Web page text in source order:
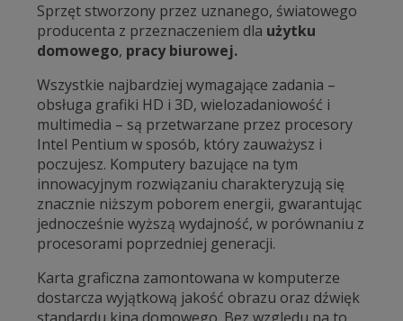
Sprzęt stworzony przez uznanego, światowego
producenta z przeznaczeniem dla użytku
domowego, pracy biurowej.
Wszystkie najbardziej wymagające zadania –
obsługa grafiki HD i 3D, wielozadaniowość i
multimedia – są przetwarzane przez procesory
Intel Pentium w sposób, który zauważysz i
poczujesz. Komputery bazujące na tym
innowacyjnym rozwiązaniu charakteryzują się
znacznie niższym poborem energii, gwarantując
jednocześnie wyższą wydajność, w porównaniu z
procesorami poprzedniej generacji.
Karta graficzna zamontowana w komputerze
dostarcza wyjątkową jakość obrazu oraz dźwięk